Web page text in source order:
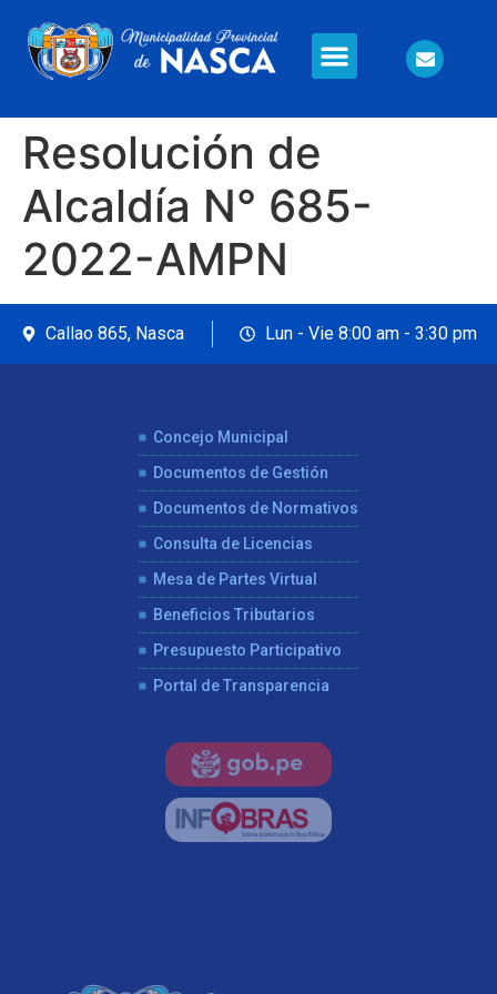
Resolución de
Alcaldía N° 685-
2022-AMPN
Callao 865, Nasca Lun - Vie 8:00 am - 3:30 pm
Concejo Municipal
Documentos de Gestión
Documentos de Normativos
Consulta de Licencias
Mesa de Partes Virtual
Beneficios Tributarios
Presupuesto Participativo
Portal de Transparencia